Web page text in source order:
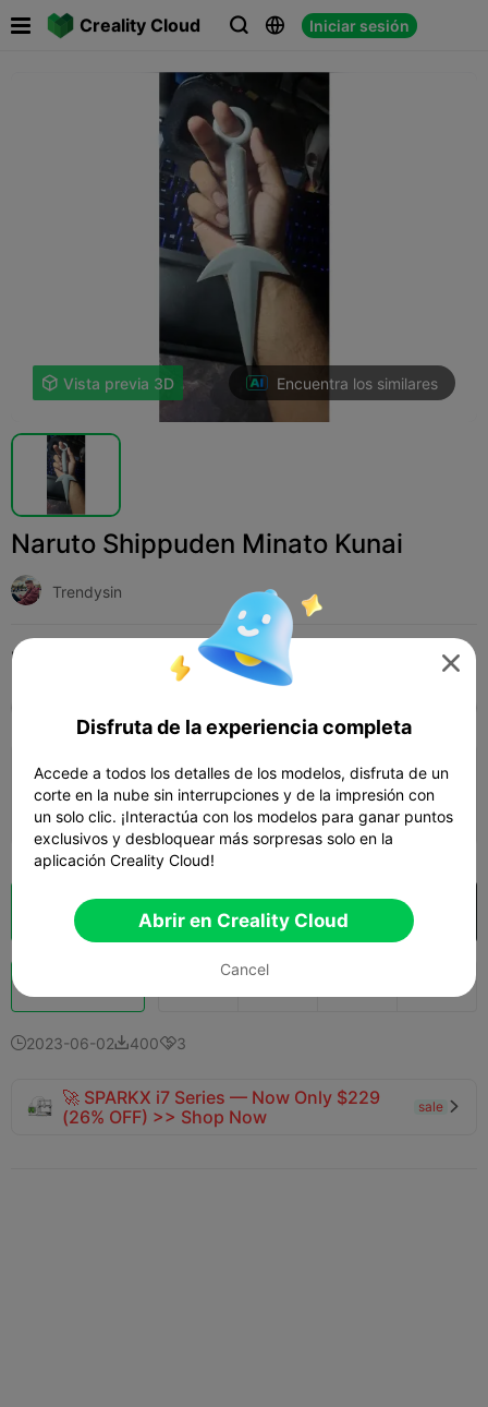
Creality Cloud   Iniciar sesión
 Vista previa 3D Encuentra los similares
Naruto Shippuden Minato Kunai
Trendysin
Print Settings (1) Add Cosplay 
0.2mm layer, 3 walls, 10% infill
 15m 36s 1 plates
Laminador en la nube Abrir en Creality Cloud
2023-06-024003
🚀 SPARKX i7 Series — Now Only $229
(26% OFF) >> Shop Now
sale 

Disfruta de la experiencia completa
Accede a todos los detalles de los modelos, disfruta de un
corte en la nube sin interrupciones y de la impresión con
un solo clic. ¡Interactúa con los modelos para ganar puntos
exclusivos y desbloquear más sorpresas solo en la
aplicación Creality Cloud!
Abrir en Creality Cloud
Cancel